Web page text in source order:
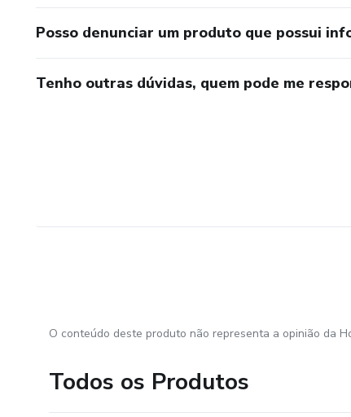
Posso denunciar um produto que possui
Tenho outras dúvidas, quem pode me
O conteúdo deste produto não representa a opinião da
Todos os Produtos